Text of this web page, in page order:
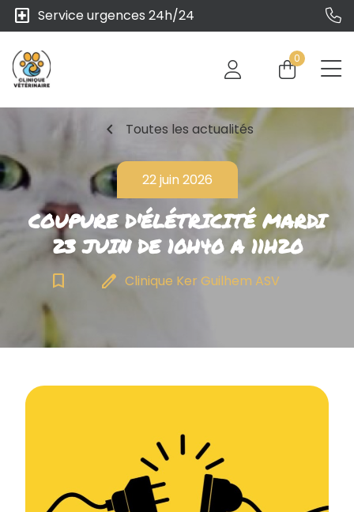
local_hospital Service urgences 24h/24
0
chevron_left Toutes les actualités
22 juin 2026
COUPURE D'ÉLÉTRICITÉ MARDI
23 JUIN DE 10H40 A 11H20
bookmark_border edit Clinique Ker Guilhem ASV